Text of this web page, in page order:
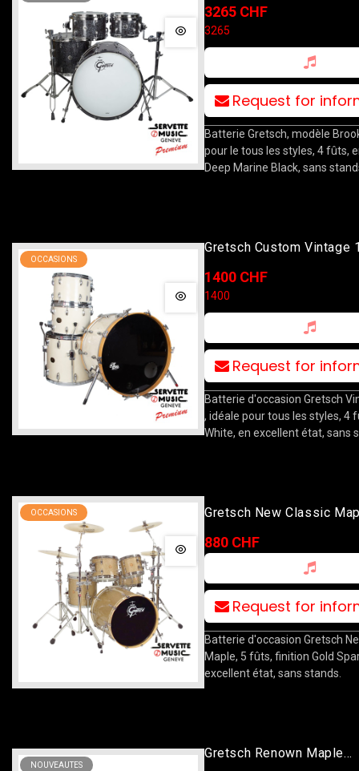
Black
3265 CHF
3265
Request for
Batterie Gretsch, modèle
pour le tous les styles, 4 fûts,
Deep Marine Black, sans
OCCASIONS
Gretsch Custom Vintage
1400 CHF
1400
Request for
Batterie d'occasion Gretsch
, idéale pour tous les styles, 4
White, en excellent état, sans
OCCASIONS
Gretsch New Classic
Sparkle
880 CHF
Request for
Batterie d'occasion Gretsch
Maple, 5 fûts, finition Gold
excellent état, sans stands.
NOUVEAUTES
Gretsch Renown Maple